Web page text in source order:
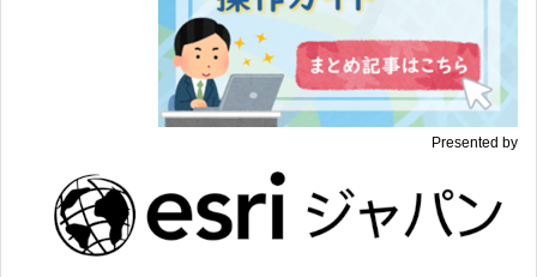
Presented by